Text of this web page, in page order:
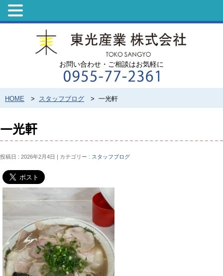
お問い合わせ・ご相談はお気軽に
HOME > スタッフブログ > 一光軒
一光軒
投稿日 : 2026年2月4日 カテゴリー : スタッフブログ